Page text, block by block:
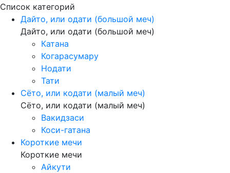
Список категорий
Дайто, или одати (большой меч)
Дайто, или одати (большой меч)
Катана
Когарасумару
Нодати
Тати
Сёто, или кодати (малый меч)
Сёто, или кодати (малый меч)
Вакидзаси
Коси-гатана
Короткие мечи
Короткие мечи
Айкути